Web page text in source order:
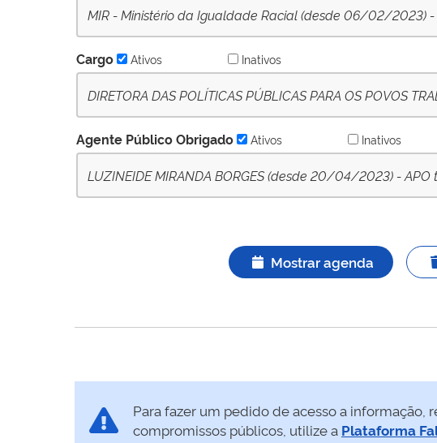
MIR - Ministério da Igualdade Racial (desde 06/02/2023) -
Cargo Ativos Inativos
DIRETORA DAS POLÍTICAS PÚBLICAS PARA OS POVOS
Agente Público Obrigado Ativos Inativos
LUZINEIDE MIRANDA BORGES (desde 20/04/2023) - APO
Mostrar agenda
Para fazer um pedido de acesso a
compromissos públicos, utilize a Plataforma